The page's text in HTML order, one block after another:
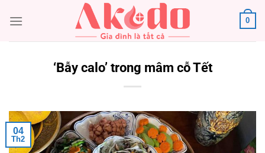
đến
0
‘Bẫy calo’ trong mâm cỗ Tết
04
Th2